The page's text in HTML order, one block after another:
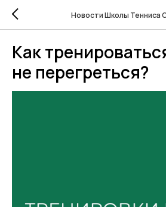
Новости Школы Тенниса
Как
не перегреться?